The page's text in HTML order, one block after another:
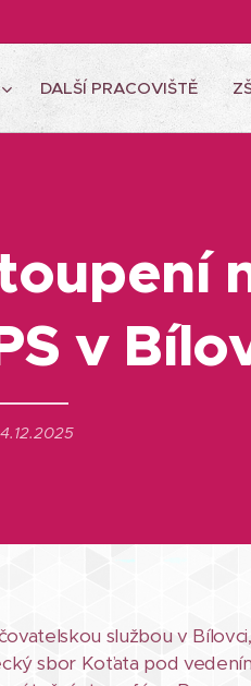
DALŠÍ PRACOVIŠTĚ
v
službou v
sbor Koťata pod